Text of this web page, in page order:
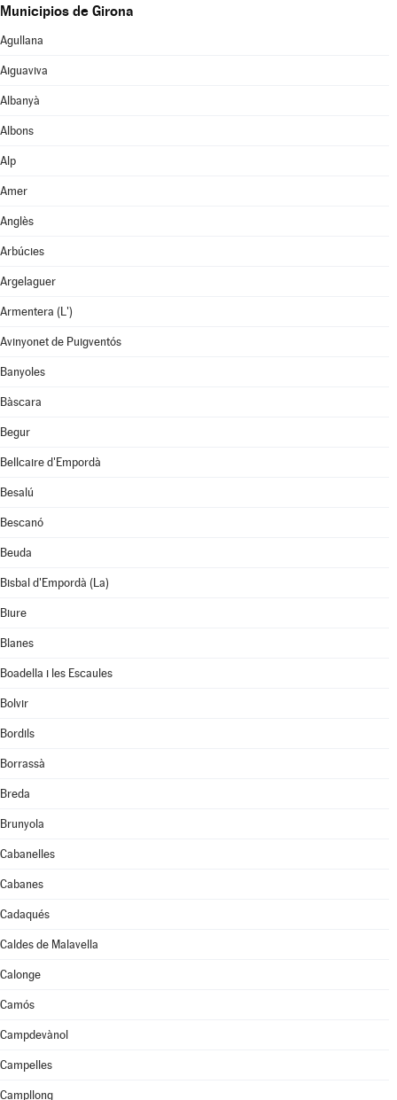
Municipios de Girona
Agullana
Aiguaviva
Albanyà
Albons
Alp
Amer
Anglès
Arbúcies
Argelaguer
Armentera (L')
Avinyonet de Puigventós
Banyoles
Bàscara
Begur
Bellcaire d'Empordà
Besalú
Bescanó
Beuda
Bisbal d'Empordà (La)
Biure
Blanes
Boadella i les Escaules
Bolvir
Bordils
Borrassà
Breda
Brunyola
Cabanelles
Cabanes
Cadaqués
Caldes de Malavella
Calonge
Camós
Campdevànol
Campelles
Campllong